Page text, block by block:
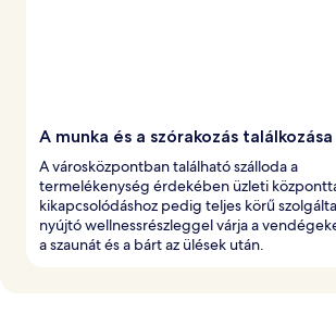
A munka és a szórakozás találkozása
A városközpontban található szálloda a
termelékenység érdekében üzleti
kikapcsolódáshoz pedig teljes körű
nyújtó wellnessrészleggel várja a
a szaunát és a bárt az ülések után.